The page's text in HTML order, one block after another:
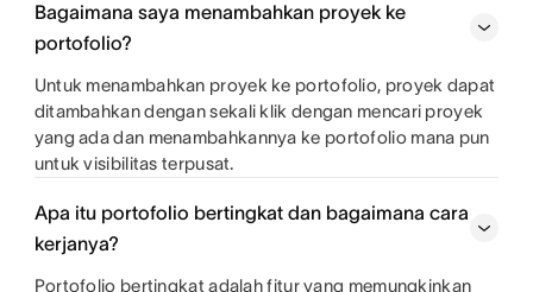
Bagaimana saya menambahkan proyek ke
portofolio?
Untuk menambahkan proyek ke portofolio, proyek dapat
ditambahkan dengan sekali klik dengan mencari proyek
yang ada dan menambahkannya ke portofolio mana pun
untuk visibilitas terpusat.
Apa itu portofolio bertingkat dan bagaimana cara
kerjanya?
Portofolio bertingkat adalah fitur yang memungkinkan